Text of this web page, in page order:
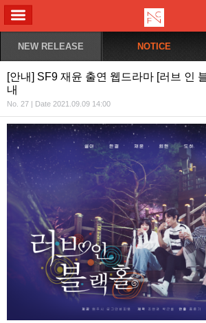
NEW RELEASE NOTICE
[안내] SF9 재윤 출연 웹드라마 [러브 인
내
No. 27 | Date 2021.09.09 14:00